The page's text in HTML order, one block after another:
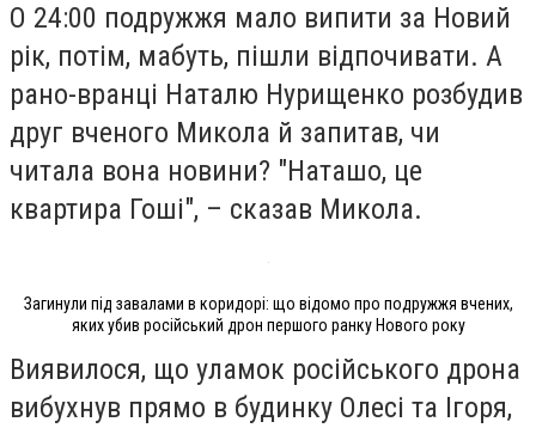
О 24:00 подружжя мало випити за Новий
рік, потім, мабуть, пішли відпочивати. А
рано-вранці Наталю Нурищенко розбудив
друг вченого Микола й запитав, чи
читала вона новини? "Наташо, це
квартира Гоші", – сказав Микола.
Загинули під завалами в коридорі: що відомо про подружжя вчених,
яких убив російський дрон першого ранку Нового року
Виявилося, що уламок російського дрона
вибухнув прямо в будинку Олесі та Ігоря,